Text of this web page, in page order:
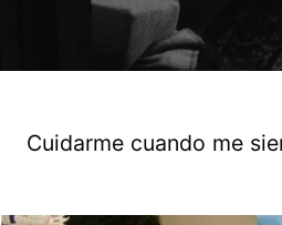
Cuidarme cuando me